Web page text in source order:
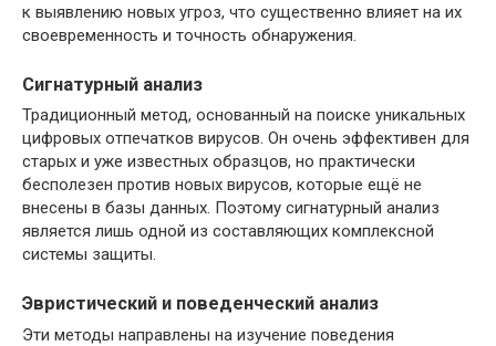
к выявлению новых угроз, что существенно влияет на их
своевременность и точность обнаружения.
Сигнатурный анализ
Традиционный метод, основанный на поиске уникальных
цифровых отпечатков вирусов. Он очень эффективен для
старых и уже известных образцов, но практически
бесполезен против новых вирусов, которые ещё не
внесены в базы данных. Поэтому сигнатурный анализ
является лишь одной из составляющих комплексной
системы защиты.
Эвристический и поведенческий анализ
Эти методы направлены на изучение поведения